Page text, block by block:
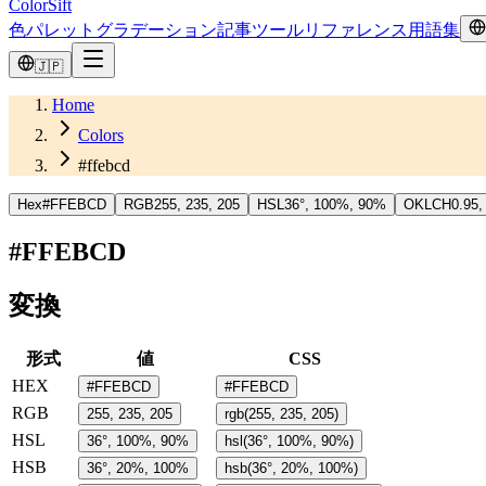
ColorSift
色パレット グラデーション記事ツールリファレンス 用語集
🇯🇵
Home
Colors
#ffebcd
Hex#FFEBCD RGB255, 235, 205 HSL36°, 100%, 90% OKLCH0.95,
#FFEBCD
変換
形式 値
CSS
HEX
#FFEBCD #FFEBCD
RGB 255, 235, 205 rgb(255, 235, 205)
HSL 36°, 100%, 90% hsl(36°, 100%, 90%)
HSB 36°, 20%, 100% hsb(36°, 20%, 100%)